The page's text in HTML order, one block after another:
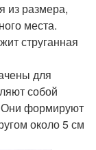
из размера,
места.
струганная
для
собой
Они формируют
около 5 см